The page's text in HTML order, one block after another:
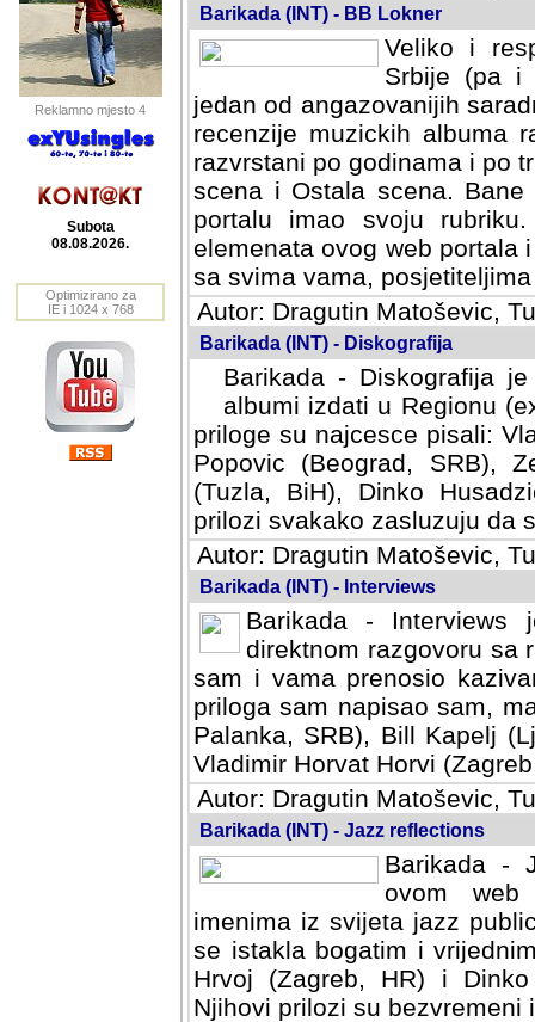
Reklamno mjesto 4
Subota
08.08.2026.
Optimizirano za
IE i 1024 x 768
Barikada (INT) - BB Lokner
Veliko i
Srbije (pa i
jedan od angazovanijih
recenzije muzickih albuma
razvrstani po godinama i po
scena i Ostala scena.
portalu imao svoju
elemenata ovog web portala
sa svima vama,
Autor: Dragutin Matoševic,
Barikada (INT) - Diskografija
Barikada - Diskografija
albumi izdati u Regionu
priloge su najcesce pisali:
Popovic (Beograd, SRB),
(Tuzla, BiH), Dinko
prilozi svakako zasluzuju da
Autor: Dragutin Matoševic,
Barikada (INT) - Interviews
Barikada -
direktnom razgovoru sa
sam i vama prenosio
priloga sam napisao sam,
Palanka, SRB), Bill Kapelj
Vladimir Horvat Horvi
Autor: Dragutin Matoševic,
Barikada (INT) - Jazz reflections
Barikada -
ovom web
imenima iz svijeta jazz
se istakla bogatim i
Hrvoj (Zagreb, HR) i
Njihovi prilozi su bezvremeni